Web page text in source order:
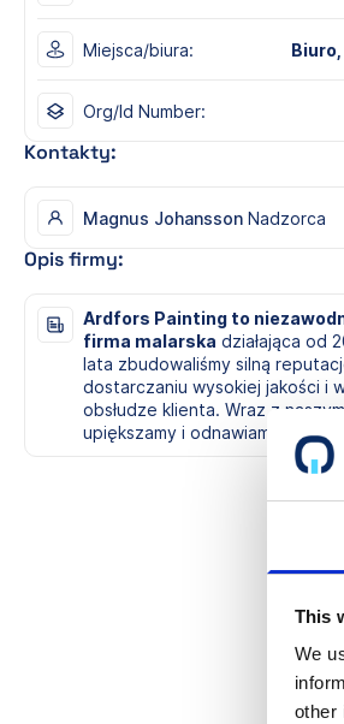
This
We
other
Miejsca/biura:
Org/Id Number:
Kontakty:
Magnus Johansson Nadzorca
Opis firmy:
Ardfors Painting to
firma malarska działająca od
lata zbudowaliśmy silną
dostarczaniu wysokiej jakości i
obsłudze klienta. Wraz z
upiększamy i odnawiamy domy i